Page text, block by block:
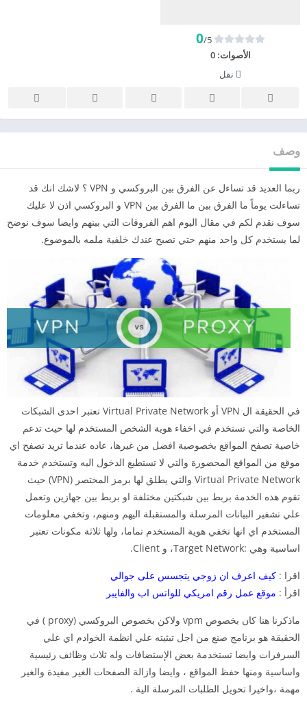
0/5
الأصوات:0
نقل
وصف
ربما العديد قد تساءل عن الفرق بين البروكسي و VPN ؟ لاشك انك قد
تساءلت يوماً ما الفرق بين ما الفرق بين VPN و البروكسي اذن لا عليك
سوف نقدم لكم في مقال اليوم اهم الفروقات التي بينهم وايضا سوف نوضح
لما يستخدم كل واحد منهم حتي تصبح عندك خلفية ملمه بالموضوع.
في الحقيقة ال VPN أو Virtual Private Network تعتبر احدى الشبكات
الخاصة والتي تستخدم في اخفاء هوية الشخص المستخدم لها حيث تدعم
خاصية تصفح المواقع بخصوصبة افضل من غيرها، عاده عندما تريد تصفح اي
موقع من المواقع المحضورة والتي لا تستطيع الدخول اليه وتستخدم خدمة
Virtual Private Network والتي يطلق لها برمز المختصر (VPN) حيث
تقوم هذه الخدمة بربط بين شبكتين مختلفة او بربط بين جهازين وتعمل
علي تشفير البيانات المرسلة والمستقبلة اليهم ومنهم، وتخفي معلومات
المستخدم اي انها تخفي هوية المستخدم تماما، ولها ثلاثة مكونات تعتبر
اساسية وهي :Target Network، و Client.
اقرا : كيف اعرف ان زوجي يتجسس على جوالي
اقرأ : موقع عمل رقم امريكي للواتس اب والفايبر
ماذكرنا هنا كان بخصوص vpm ولاكن بخصوص البروكسي (proxy ) في
الحقيقة هو برنامج صنع من اجل تبثيته علي انظمة الخوادم اي علي
السرفرات وايضا تستخدمة بعض الإستضافات وله ثلاث وظائف رئيسية
واساسية ومنها حفظ المواقع ، وايضا وازالة الصفحات الغير مفيدة والغير
مهمة ،واخيرا تحويل الطلبات المرسلة الية .